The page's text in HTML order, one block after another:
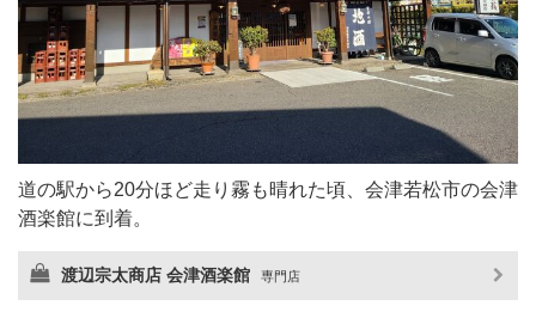
道の駅から20分ほど走り霧も晴れた頃、会津若松市の会津
酒楽館に到着。
渡辺宗太商店 会津酒楽館 専門店